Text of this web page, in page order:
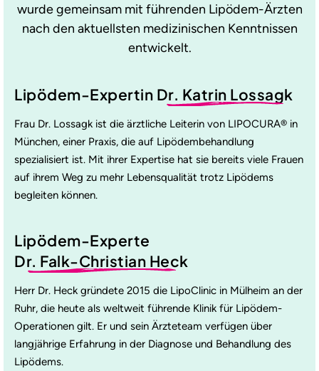
wurde gemeinsam mit führenden Lipödem-Ärzten
nach den aktuellsten medizinischen Kenntnissen
entwickelt.
Lipödem-Expertin Dr. Katrin Lossagk
Frau Dr. Lossagk ist die ärztliche Leiterin von LIPOCURA® in
München, einer Praxis, die auf Lipödembehandlung
spezialisiert ist. Mit ihrer Expertise hat sie bereits viele Frauen
auf ihrem Weg zu mehr Lebensqualität trotz Lipödems
begleiten können.
Lipödem-Experte
Dr. Falk-Christian Heck
Herr Dr. Heck gründete 2015 die LipoClinic in Mülheim an der
Ruhr, die heute als weltweit führende Klinik für Lipödem-
Operationen gilt. Er und sein Ärzteteam verfügen über
langjährige Erfahrung in der Diagnose und Behandlung des
Lipödems.